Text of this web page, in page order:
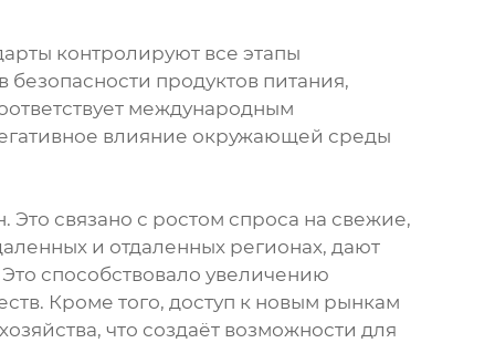
контролируют все этапы
продуктов питания,
международным
влияние окружающей среды
связано с ростом спроса на свежие,
и отдаленных регионах, дают
способствовало увеличению
Кроме того, доступ к новым рынкам
что создаёт возможности для